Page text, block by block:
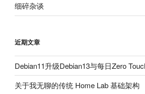
细碎杂谈
近期文章
Debian11升级Debian13与每日Zero
关于我无聊的传统 Home Lab 基础架构